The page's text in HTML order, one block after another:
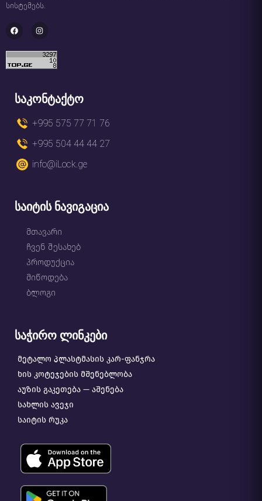
სისტემებს.
საკონტაქტო
+995 575 77 71 76
+995 504 44 44 27
info@iLock.ge
საიტის ნავიგაცია
მთავარი
ჩვენ შესახებ
პროდუქცია
მიწოდება
ბლოგი
საჭირო ლინკები
მეტალო პლასტმასის კარ-ფანჯრა
ხის კოტეჯების მშენებლობა
აუზის გაკეთება — აშენება
სახლის ავეჯი
საიტის რუკა